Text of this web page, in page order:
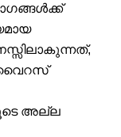
വൈറസ്
അല്ല